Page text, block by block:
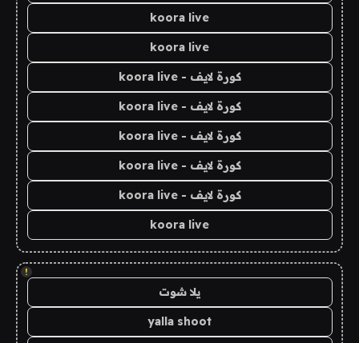
koora live
koora live
كورة لايف - koora live
كورة لايف - koora live
كورة لايف - koora live
كورة لايف - koora live
كورة لايف - koora live
koora live
!
يلا شوت
yalla shoot